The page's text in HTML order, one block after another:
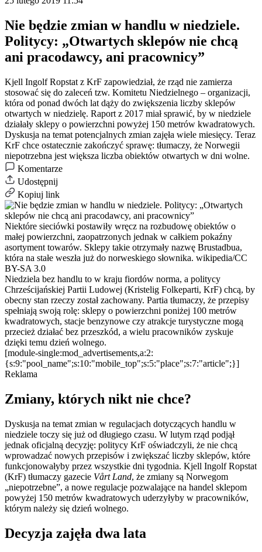
Nie będzie zmian w handlu w niedziele.
Politycy: „Otwartych sklepów nie chcą
ani pracodawcy, ani pracownicy”
Kjell Ingolf Ropstat z KrF zapowiedział, że rząd nie zamierza
stosować się do zaleceń tzw. Komitetu Niedzielnego – organizacji,
która od ponad dwóch lat dąży do zwiększenia liczby sklepów
otwartych w niedzielę. Raport z 2017 miał sprawić, by w niedziele
działały sklepy o powierzchni powyżej 150 metrów kwadratowych.
Dyskusja na temat potencjalnych zmian zajęła wiele miesięcy. Teraz
KrF chce ostatecznie zakończyć sprawę: tłumaczy, że Norwegii
niepotrzebna jest większa liczba obiektów otwartych w dni wolne.
Komentarze
Udostępnij
Kopiuj link
Niektóre sieciówki postawiły wręcz na rozbudowę obiektów o
małej powierzchni, zaopatrzonych jednak w całkiem pokaźny
asortyment towarów. Sklepy takie otrzymały nazwę Brustadbua,
która na stałe weszła już do norweskiego słownika. wikipedia/CC
BY-SA 3.0
Niedziela bez handlu to w kraju fiordów norma, a politycy
Chrześcijańskiej Partii Ludowej (Kristelig Folkeparti, KrF) chcą, by
obecny stan rzeczy został zachowany. Partia tłumaczy, że przepisy
spełniają swoją rolę: sklepy o powierzchni poniżej 100 metrów
kwadratowych, stacje benzynowe czy atrakcje turystyczne mogą
przecież działać bez przeszkód, a wielu pracowników zyskuje
dzięki temu dzień wolnego.
[module-single:mod_advertisements,a:2:
{s:9:"pool_name";s:10:"mobile_top";s:5:"place";s:7:"article";}]
Reklama
Zmiany, których nikt nie chce?
Dyskusja na temat zmian w regulacjach dotyczących handlu w
niedziele toczy się już od długiego czasu. W lutym rząd podjął
jednak oficjalną decyzję: politycy KrF oświadczyli, że nie chcą
wprowadzać nowych przepisów i zwiększać liczby sklepów, które
funkcjonowałyby przez wszystkie dni tygodnia. Kjell Ingolf Ropstat
(KrF) tłumaczy gazecie Vårt Land, że zmiany są Norwegom
„niepotrzebne”, a nowe regulacje pozwalające na handel sklepom
powyżej 150 metrów kwadratowych uderzyłyby w pracowników,
którym należy się dzień wolnego.
Decyzja zajęła dwa lata